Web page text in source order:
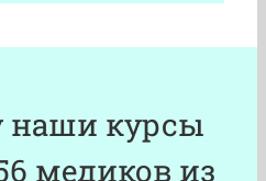
наши курсы
медиков из